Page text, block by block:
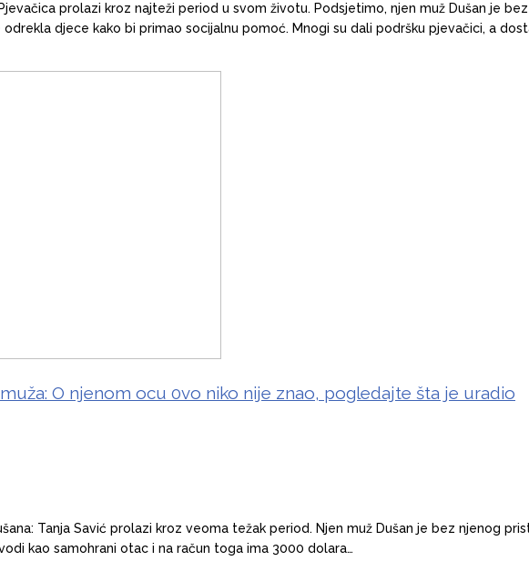
prolazi kroz najteži period u svom životu. Podsjetimo, njen muž Dušan je
djece kako bi primao socijalnu pomoć. Mnogi su dali podršku pjevačici, a
O njenom ocu 0vo niko nije znao, pogledajte šta je uradio
Tanja Savić prolazi kroz veoma težak period. Njen muž Dušan je bez njenog
kao samohrani otac i na račun toga ima 3000 dolara…